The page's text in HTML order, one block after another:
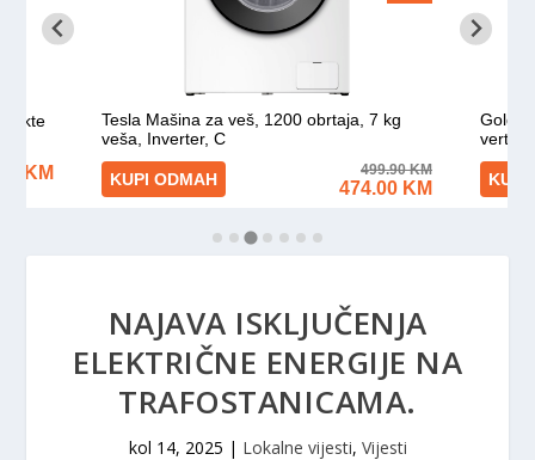
NAJAVA ISKLJUČENJA
ELEKTRIČNE ENERGIJE NA
TRAFOSTANICAMA.
kol 14, 2025 | Lokalne vijesti, Vijesti